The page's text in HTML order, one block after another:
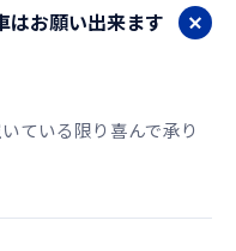
はお願い出来ます
ている限り喜んで承り